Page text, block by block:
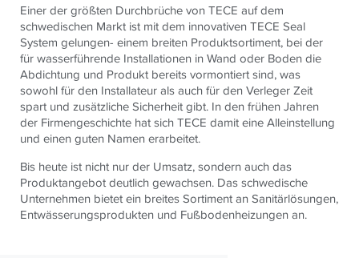
Einer der größten Durchbrüche vonTECE auf dem
schwedischen Markt ist mit dem innovativenTECE Seal
System gelungen- einem breiten Produktsortiment, bei der
für wasserführende Installationen in Wand oder Boden die
Abdichtung und Produkt bereits vormontiert sind, was
sowohl für den Installateur als auch für den Verleger Zeit
spart und zusätzliche Sicherheit gibt. In den frühen Jahren
der Firmengeschichte hat sichTECE damit eine Alleinstellung
und einen guten Namen erarbeitet.
Bis heute ist nicht nur der Umsatz, sondern auch das
Produktangebot deutlich gewachsen. Das schwedische
Unternehmen bietet ein breites Sortiment an Sanitärlösungen,
Entwässerungsprodukten und Fußbodenheizungen an.